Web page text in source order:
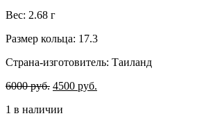
Вес: 2.68 г
Размер кольца: 17.3
Страна-изготовитель: Таиланд
6000руб. 4500 руб.
1 в наличии